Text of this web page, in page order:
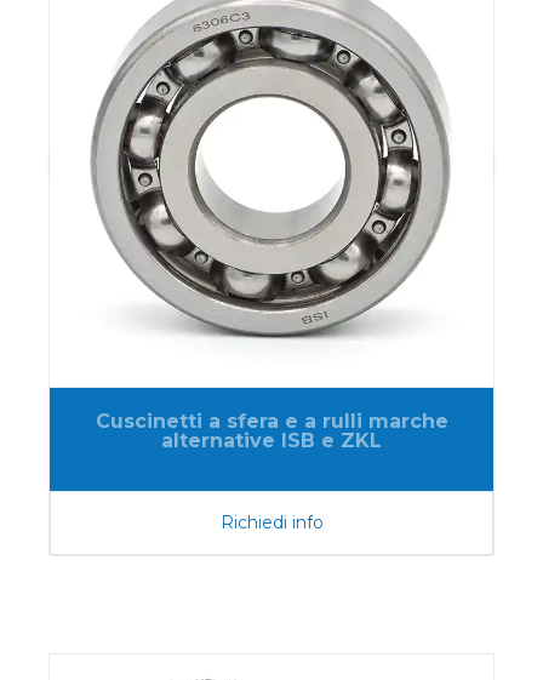
Cuscinetti a sfera e a rulli marche
alternative ISB e ZKL
Richiedi info